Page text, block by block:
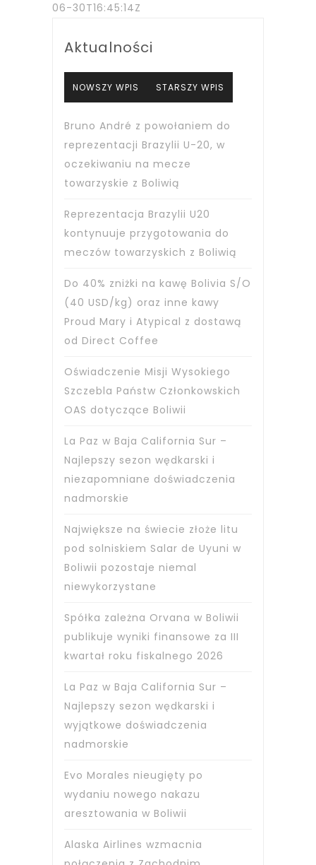
06-30T16:45:14Z
Aktualności
NOWSZY WPIS STARSZY WPIS
Bruno André z powołaniem do
reprezentacji Brazylii U-20, w
oczekiwaniu na mecze
towarzyskie z Boliwią
Reprezentacja Brazylii U20
kontynuuje przygotowania do
meczów towarzyskich z Boliwią
Do 40% zniżki na kawę Bolivia S/O
(40 USD/kg) oraz inne kawy
Proud Mary i Atypical z dostawą
od Direct Coffee
Oświadczenie Misji Wysokiego
Szczebla Państw Członkowskich
OAS dotyczące Boliwii
La Paz w Baja California Sur –
Najlepszy sezon wędkarski i
niezapomniane doświadczenia
nadmorskie
Największe na świecie złoże litu
pod solniskiem Salar de Uyuni w
Boliwii pozostaje niemal
niewykorzystane
Spółka zależna Orvana w Boliwii
publikuje wyniki finansowe za III
kwartał roku fiskalnego 2026
La Paz w Baja California Sur –
Najlepszy sezon wędkarski i
wyjątkowe doświadczenia
nadmorskie
Evo Morales nieugięty po
wydaniu nowego nakazu
aresztowania w Boliwii
Alaska Airlines wzmacnia